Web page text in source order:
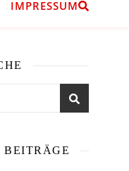
IMPRESSUM